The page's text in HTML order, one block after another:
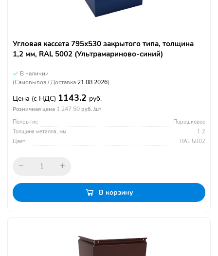
Угловая кассета 795х530 закрытого типа, толщина
1,2 мм, RAL 5002 (Ультрамариново-синий)
В наличии
(Самовывоз / Доставка 21.08.2026)
Цена (с НДС) 1143.2 руб.
Розничная цена 1 247.50 руб. /шт
Покрытие
Порошковое
Толщина металла, мм
1.2
Цвет
RAL 5002
В корзину